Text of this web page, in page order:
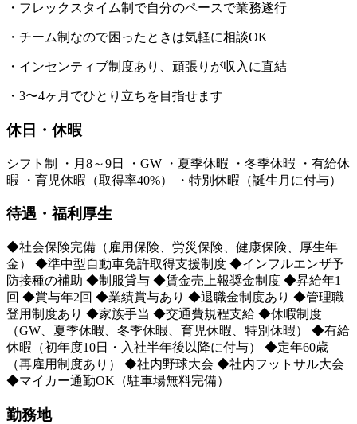
・フレックスタイム制で自分のペースで業務遂行
・チーム制なので困ったときは気軽に相談OK
・インセンティブ制度あり、頑張りが収入に直結
・3〜4ヶ月でひとり立ちを目指せます
休日・休暇
シフト制 ・月8～9日 ・GW ・夏季休暇 ・冬季休暇 ・有給休
暇 ・育児休暇（取得率40%） ・特別休暇（誕生月に付与）
待遇・福利厚生
◆社会保険完備（雇用保険、労災保険、健康保険、厚生年
金） ◆準中型自動車免許取得支援制度 ◆インフルエンザ予
防接種の補助 ◆制服貸与 ◆賃金売上報奨金制度 ◆昇給年1
回 ◆賞与年2回 ◆業績賞与あり ◆退職金制度あり ◆管理職
登用制度あり ◆家族手当 ◆交通費規程支給 ◆休暇制度
（GW、夏季休暇、冬季休暇、育児休暇、特別休暇） ◆有給
休暇（初年度10日・入社半年後以降に付与） ◆定年60歳
（再雇用制度あり） ◆社内野球大会 ◆社内フットサル大会
◆マイカー通勤OK（駐車場無料完備）
勤務地